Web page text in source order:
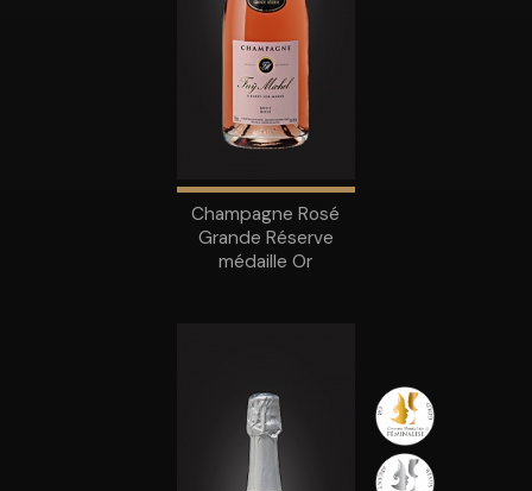
Champagne Rosé
Grande Réserve
médaille Or